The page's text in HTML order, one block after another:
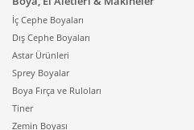
İç Cephe Boyaları
Dış Cephe Boyaları
Astar Ürünleri
Sprey Boyalar
Boya Fırça ve Ruloları
Tiner
Zemin Boyası